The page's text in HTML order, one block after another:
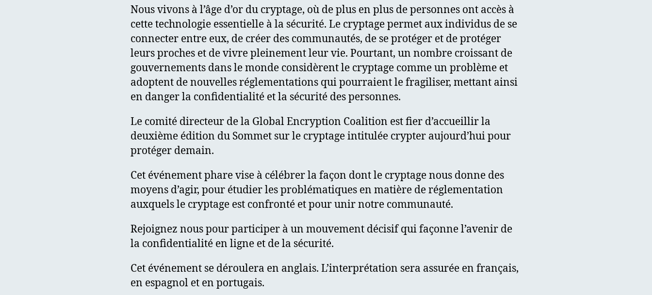
Nous vivons à l’âge d’or du cryptage, où de plus en plus de personnes ont accès à
cette technologie essentielle à la sécurité. Le cryptage permet aux individus de se
connecter entre eux, de créer des communautés, de se protéger et de protéger
leurs proches et de vivre pleinement leur vie. Pourtant, un nombre croissant de
gouvernements dans le monde considèrent le cryptage comme un problème et
adoptent de nouvelles réglementations qui pourraient le fragiliser, mettant ainsi
en danger la confidentialité et la sécurité des personnes.
Le comité directeur de la Global Encryption Coalition est fier d’accueillir la
deuxième édition du Sommet sur le cryptage intitulée crypter aujourd’hui pour
protéger demain.
Cet événement phare vise à célébrer la façon dont le cryptage nous donne des
moyens d’agir, pour étudier les problématiques en matière de réglementation
auxquels le cryptage est confronté et pour unir notre communauté.
Rejoignez nous pour participer à un mouvement décisif qui façonne l’avenir de
la confidentialité en ligne et de la sécurité.
Cet événement se déroulera en anglais. L’interprétation sera assurée en français,
en espagnol et en portugais.